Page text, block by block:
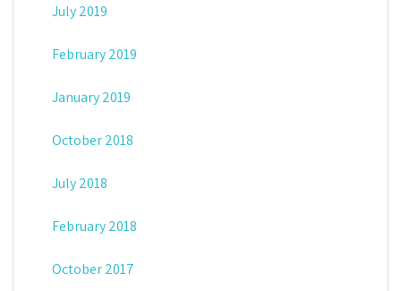
July 2019
February 2019
January 2019
October 2018
July 2018
February 2018
October 2017